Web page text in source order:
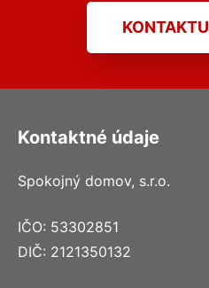
Kontaktné údaje
Spokojný domov, s.r.o.
IČO: 53302851
DIČ: 2121350132